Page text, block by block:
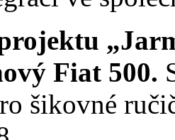
Fiat 500.
šikovné